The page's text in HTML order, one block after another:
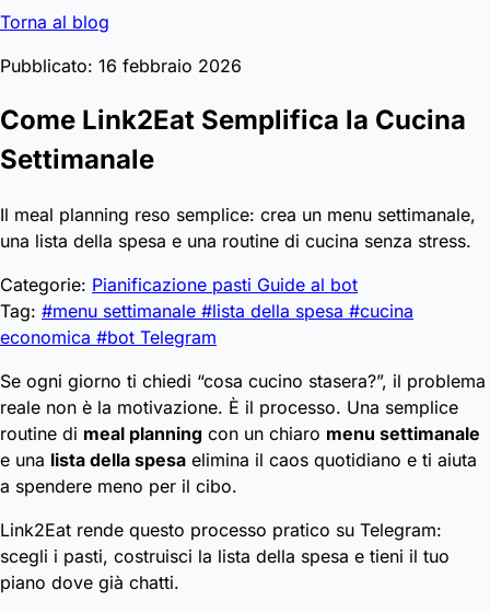
Torna al blog
Pubblicato: 16 febbraio 2026
Come Link2Eat Semplifica la Cucina
Settimanale
Il meal planning reso semplice: crea un menu settimanale,
una lista della spesa e una routine di cucina senza stress.
Categorie: Pianificazione pasti Guide al bot
Tag: #menu settimanale #lista della spesa #cucina
economica #bot Telegram
Se ogni giorno ti chiedi “cosa cucino stasera?”, il problema
reale non è la motivazione. È il processo. Una semplice
routine di meal planning con un chiaro menu settimanale
e una lista della spesa elimina il caos quotidiano e ti aiuta
a spendere meno per il cibo.
Link2Eat rende questo processo pratico su Telegram:
scegli i pasti, costruisci la lista della spesa e tieni il tuo
piano dove già chatti.